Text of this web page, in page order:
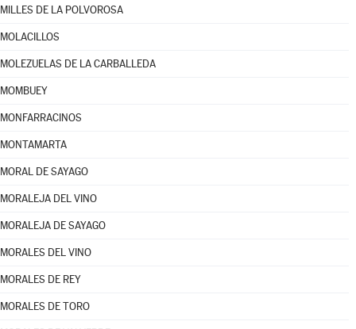
MILLES DE LA POLVOROSA
MOLACILLOS
MOLEZUELAS DE LA CARBALLEDA
MOMBUEY
MONFARRACINOS
MONTAMARTA
MORAL DE SAYAGO
MORALEJA DEL VINO
MORALEJA DE SAYAGO
MORALES DEL VINO
MORALES DE REY
MORALES DE TORO